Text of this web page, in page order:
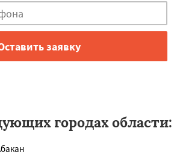
городах области: